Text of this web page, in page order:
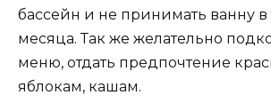
бассейн и не принимать ванну в
месяца. Так же желательно
меню, отдать предпочтение
яблокам, кашам.